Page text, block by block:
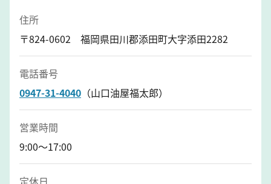
住所
〒824-0602 福岡県田川郡添田町大字添田2282
電話番号
0947-31-4040 （山口油屋福太郎）
営業時間
9:00～17:00
定休日